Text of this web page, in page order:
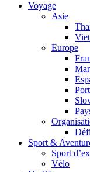
Voyage
Asie
Europe
Défi
Sport &
Sport
Vélo